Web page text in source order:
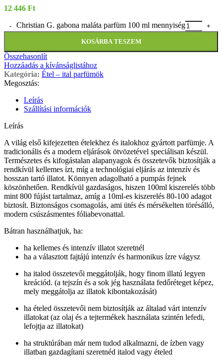
12 446 Ft
Christian G. gabona maláta parfüm 100 ml mennyiség
KOSÁRBA TESZEM
Összehasonlít
Hozzáadás a kívánságlistához
Kategória: Étel – ital parfümök
Megosztás:
Leírás
Szállítási információk
Leírás
A világ első kifejezetten ételekhez és italokhoz gyártott parfümje. A
tradicionális és a modern eljárások ötvözetével speciálisan készül.
Természetes és kifogástalan alapanyagok és összetevők biztosítják a
rendkívül kellemes ízt, míg a technológiai eljárás az intenzív és
hosszan tartó illatot. Könnyen adagolható a pumpás fejnek
köszönhetően. Rendkívül gazdaságos, hiszen 100ml kiszerelés több
mint 800 fújást tartalmaz, amíg a 10ml-es kiszerelés 80-100 adagot
biztosít. Biztonságos csomagolás, ami ütés és mérsékelten törésálló,
modern csúszásmentes fóliabevonattal.
Bátran használhatjuk, ha:
ha kellemes és intenzív illatot szeretnél
ha a választott fajtájú intenzív és harmonikus ízre vágysz
ha italod összetevői meggátolják, hogy finom illatú legyen
kreációd. (a tejszín és a sok jég használata fedőréteget képez,
mely meggátolja az illatok kibontakozását)
ha ételed összetevői nem biztosítják az általad várt intenzív
illatokat (az olaj és a tejtermékek használata szintén lefedi,
lefojtja az illatokat)
ha struktúrában már nem tudod alkalmazni, de ízben vagy
illatban gazdagítani szeretnéd italod vagy ételed